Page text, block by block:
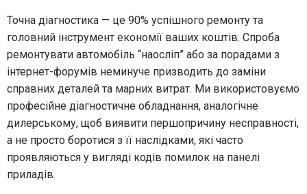
Точна діагностика — це 90% успішного ремонту та
головний інструмент економії ваших коштів. Спроба
ремонтувати автомобіль “наосліп” або за порадами з
інтернет-форумів неминуче призводить до заміни
справних деталей та марних витрат. Ми використовуємо
професійне діагностичне обладнання, аналогічне
дилерському, щоб виявити першопричину несправності,
а не просто боротися з її наслідками, які часто
проявляються у вигляді кодів помилок на панелі
приладів.